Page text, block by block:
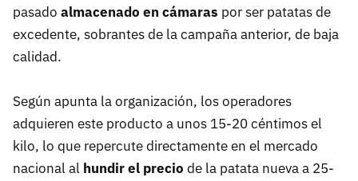
pasado almacenado en cámaras por ser patatas de
excedente, sobrantes de la campaña anterior, de baja
calidad.
Según apunta la organización, los operadores
adquieren este producto a unos 15-20 céntimos el
kilo, lo que repercute directamente en el mercado
nacional al hundir el precio de la patata nueva a 25-